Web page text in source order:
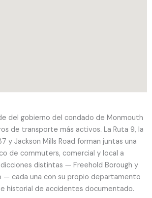
del gobierno del condado de Monmouth
de transporte más activos. La Ruta 9, la
y Jackson Mills Road forman juntas una
de commuters, comercial y local a
distintas — Freehold Borough y
— cada una con su propio departamento
historial de accidentes documentado.